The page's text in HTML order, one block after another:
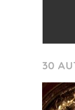
30